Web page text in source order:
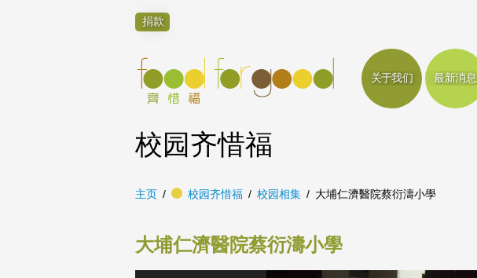
捐款
关于我们 最新消息
校园齐惜福
主页 校园齐惜福 校园相集 大埔仁濟醫院蔡衍濤小學
大埔仁濟醫院蔡衍濤小學